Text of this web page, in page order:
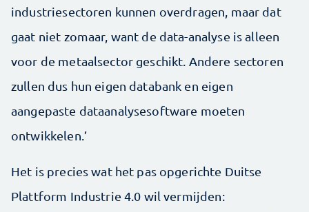
industriesectoren kunnen overdragen, maar dat
gaat niet zomaar, want de data-analyse is alleen
voor de metaalsector geschikt. Andere sectoren
zullen dus hun eigen databank en eigen
aangepaste dataanalysesoftware moeten
ontwikkelen.’
Het is precies wat het pas opgerichte Duitse
Plattform Industrie 4.0 wil vermijden: